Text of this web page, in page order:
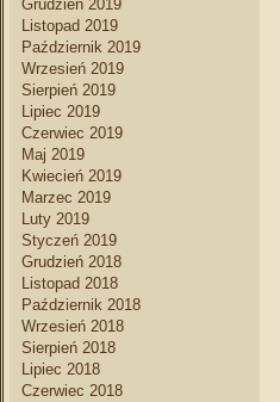
Grudzień 2019
Listopad 2019
Październik 2019
Wrzesień 2019
Sierpień 2019
Lipiec 2019
Czerwiec 2019
Maj 2019
Kwiecień 2019
Marzec 2019
Luty 2019
Styczeń 2019
Grudzień 2018
Listopad 2018
Październik 2018
Wrzesień 2018
Sierpień 2018
Lipiec 2018
Czerwiec 2018